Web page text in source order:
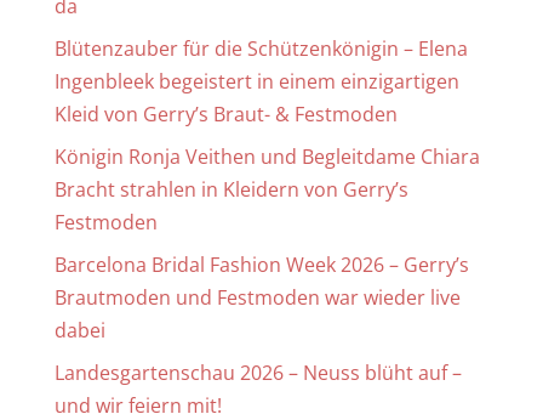
da
Blütenzauber für die Schützenkönigin – Elena
Ingenbleek begeistert in einem einzigartigen
Kleid von Gerry’s Braut- & Festmoden
Königin Ronja Veithen und Begleitdame Chiara
Bracht strahlen in Kleidern von Gerry’s
Festmoden
Barcelona Bridal Fashion Week 2026 – Gerry’s
Brautmoden und Festmoden war wieder live
dabei
Landesgartenschau 2026 – Neuss blüht auf –
und wir feiern mit!